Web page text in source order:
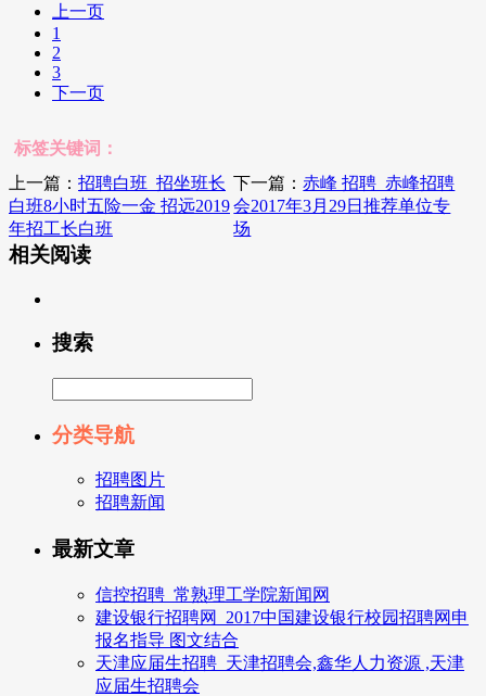
上一页
1
2
3
下一页
标签关键词：
上一篇： 招聘白班_招坐班长
白班8小时五险一金 招远2019
年招工长白班
下一篇：赤峰 招聘_赤峰招聘
会2017年3月29日推荐单位专
场
相关阅读
搜索
分类导航
招聘图片
招聘新闻
最新文章
信控招聘_常熟理工学院新闻网
建设银行招聘网_2017中国建设银行校园招聘网申
报名指导 图文结合
天津应届生招聘_天津招聘会,鑫华人力资源 ,天津
应届生招聘会